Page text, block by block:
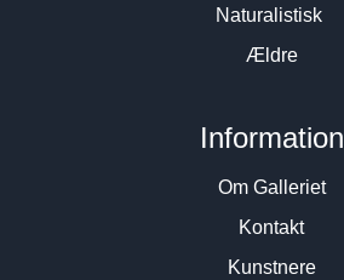
Naturalistisk
Ældre
Information
Om Galleriet
Kontakt
Kunstnere